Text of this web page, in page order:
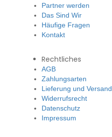
Partner werden
Das Sind Wir
Häufige Fragen
Kontakt
Rechtliches
AGB
Zahlungsarten
Lieferung und Versand
Widerrufsrecht
Datenschutz
Impressum